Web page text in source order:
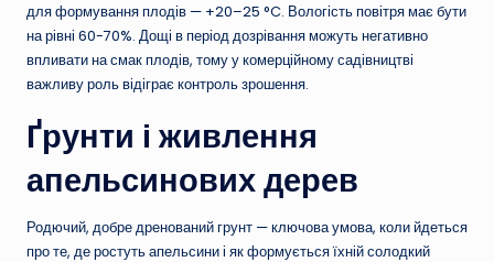
для формування плодів — +20–25 °C. Вологість повітря має бути
на рівні 60-70%. Дощі в період дозрівання можуть негативно
впливати на смак плодів, тому у комерційному садівництві
важливу роль відіграє контроль зрошення.
Ґрунти і живлення
апельсинових дерев
Родючий, добре дренований грунт — ключова умова, коли йдеться
про те, де ростуть апельсини і як формується їхній солодкий